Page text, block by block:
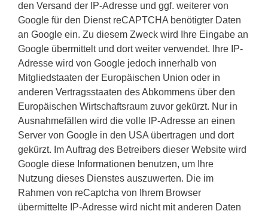
den Versand der IP-Adresse und ggf. weiterer von
Google für den Dienst reCAPTCHA benötigter Daten
an Google ein. Zu diesem Zweck wird Ihre Eingabe an
Google übermittelt und dort weiter verwendet. Ihre IP-
Adresse wird von Google jedoch innerhalb von
Mitgliedstaaten der Europäischen Union oder in
anderen Vertragsstaaten des Abkommens über den
Europäischen Wirtschaftsraum zuvor gekürzt. Nur in
Ausnahmefällen wird die volle IP-Adresse an einen
Server von Google in den USA übertragen und dort
gekürzt. Im Auftrag des Betreibers dieser Website wird
Google diese Informationen benutzen, um Ihre
Nutzung dieses Dienstes auszuwerten. Die im
Rahmen von reCaptcha von Ihrem Browser
übermittelte IP-Adresse wird nicht mit anderen Daten